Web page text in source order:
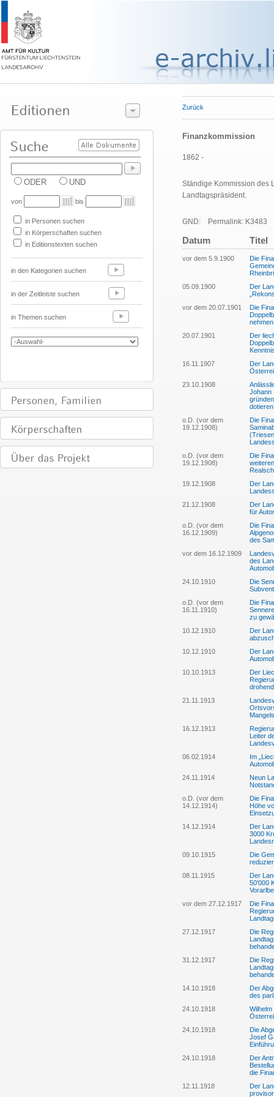
ODER UND
von bis
in Personen suchen
in Körperschaften suchen
in Editionstexten suchen
in den Kategorien suchen
in der Zeitleiste suchen
in Themen suchen
Zurück
Finanzkommission
1862 -
Ständige Kommission des
Landtagspräsident.
GND: Permalink: K3483
Datum Titel
vor dem 5.9.1900
Die
05.09.1900
Der
vor dem 20.07.1901
Die
nehmen
20.07.1901
Der
16.11.1907
Der
23.10.1908
Johann
dotieren
o.D. (vor dem
19.12.1908)
Die
o.D. (vor dem
19.12.1908)
Die
19.12.1908
Der
21.12.1908
Der
für
o.D. (vor dem
16.12.1909)
Die
des
vor dem 16.12.1909
des
24.10.1910
Die
o.D. (vor dem
16.11.1910)
Die
zu
10.12.1910
Der
10.12.1910
Der
10.10.1913
Der
21.11.1913
16.12.1913
Leiter
06.02.1914
Im
24.11.1914
Neun
o.D. (vor dem
14.12.1914)
Die
Höhe
14.12.1914
Der
3000
09.10.1915
Die
08.11.1915
Der
50'000
vor dem 27.12.1917
Die
27.12.1917
Die
31.12.1917
Die
14.10.1918
Der
des
24.10.1918
24.10.1918
Die
Josef
24.10.1918
Der
die
12.11.1918
Der